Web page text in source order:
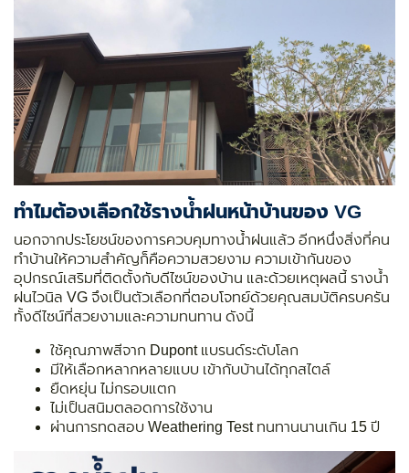
ทำไมต้องเลือกใช้รางน้ำฝนหน้าบ้านของ VG
นอกจากประโยชน์ของการควบคุมทางน้ำฝนแล้ว อีกหนึ่งสิ่งที่คน
ทำบ้านให้ความสำคัญก็คือความสวยงาม ความเข้ากันของ
อุปกรณ์เสริมที่ติดตั้งกับดีไซน์ของบ้าน และด้วยเหตุผลนี้ รางน้ำ
ฝนไวนิล VG จึงเป็นตัวเลือกที่ตอบโจทย์ด้วยคุณสมบัติครบครัน
ทั้งดีไซน์ที่สวยงามและความทนทาน ดังนี้
ใช้คุณภาพสีจาก Dupont แบรนด์ระดับโลก
มีให้เลือกหลากหลายแบบ เข้ากับบ้านได้ทุกสไตล์
ยืดหยุ่น ไม่กรอบแตก
ไม่เป็นสนิมตลอดการใช้งาน
ผ่านการทดสอบ Weathering Test ทนทานนานเกิน 15 ปี